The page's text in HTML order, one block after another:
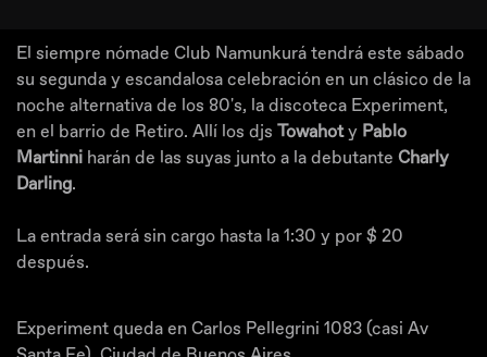
El siempre nómade Club Namunkurá tendrá este sábado
su segunda y escandalosa celebración en un clásico de la
noche alternativa de los 80's, la discoteca Experiment,
en el barrio de Retiro. Allí los djs Towahoty Pablo
Martinni harán de las suyas junto a la debutante Charly
Darling.
La entrada será sin cargo hasta la 1:30 y por $ 20
después.
Experiment queda en Carlos Pellegrini 1083 (casi Av